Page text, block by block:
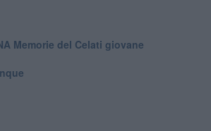
Memorie del Celati giovane